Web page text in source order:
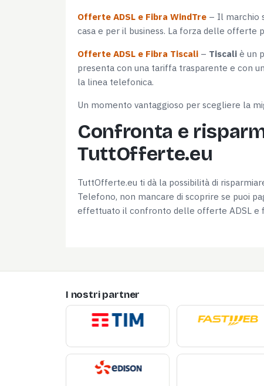
Offerte ADSL e Fibra WindTre – Il marchio
casa e per il business. La forza delle
Offerte ADSL e Fibra Tiscali – Tiscali è un
presenta con una tariffa trasparente e con
la linea telefonica.
Un momento vantaggioso per scegliere la
Confronta e
TuttOfferte.eu
TuttOfferte.eu ti dà la possibilità di
Telefono, non mancare di scoprire se puoi
effettuato il confronto delle offerte ADSL e
I nostri partner